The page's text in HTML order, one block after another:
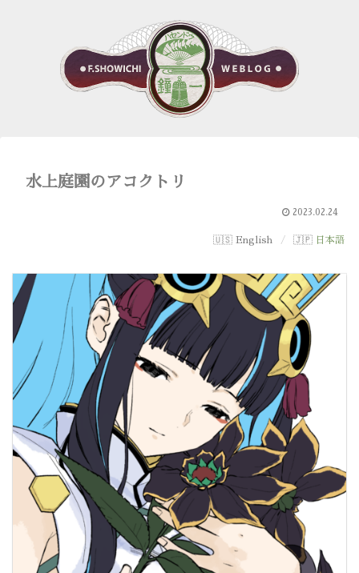
水上庭園のアコクトリ
2023.02.24
English 日本語